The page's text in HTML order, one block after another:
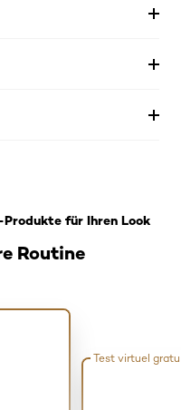
Routine
für Ihren Look
Test virtuel